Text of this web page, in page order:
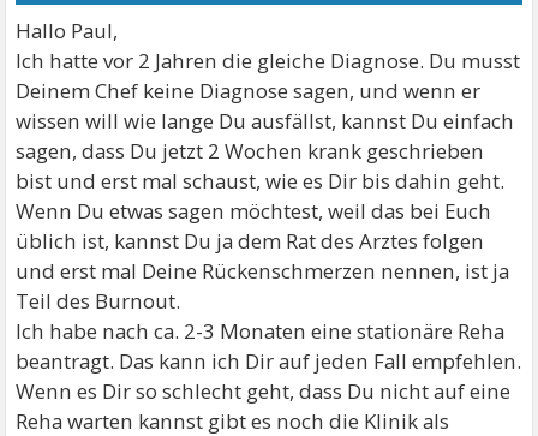
Hallo Paul,
Ich hatte vor 2 Jahren die gleiche Diagnose. Du musst
Deinem Chef keine Diagnose sagen, und wenn er
wissen will wie lange Du ausfällst, kannst Du einfach
sagen, dass Du jetzt 2 Wochen krank geschrieben
bist und erst mal schaust, wie es Dir bis dahin geht.
Wenn Du etwas sagen möchtest, weil das bei Euch
üblich ist, kannst Du ja dem Rat des Arztes folgen
und erst mal Deine Rückenschmerzen nennen, ist ja
Teil des Burnout.
Ich habe nach ca. 2-3 Monaten eine stationäre Reha
beantragt. Das kann ich Dir auf jeden Fall empfehlen.
Wenn es Dir so schlecht geht, dass Du nicht auf eine
Reha warten kannst gibt es noch die Klinik als